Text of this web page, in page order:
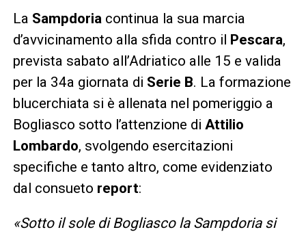
La Sampdoria continua la sua marcia
d’avvicinamento alla sfida contro il Pescara,
prevista sabato all’Adriatico alle 15 e valida
per la 34a giornata di Serie B. La formazione
blucerchiata si è allenata nel pomeriggio a
Bogliasco sotto l’attenzione di Attilio
Lombardo, svolgendo esercitazioni
specifiche e tanto altro, come evidenziato
dal consueto report:
«Sotto il sole di Bogliasco la Sampdoria si